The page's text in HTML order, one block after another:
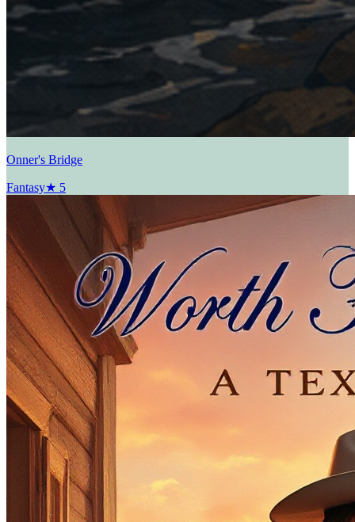
Onner's Bridge
Fantasy★ 5